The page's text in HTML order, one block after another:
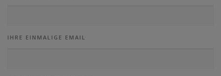
IHRE EINMALIGE EMAIL